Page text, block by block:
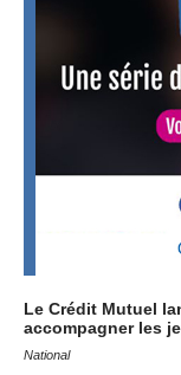
Le Crédit Mutuel
accompagner les
National